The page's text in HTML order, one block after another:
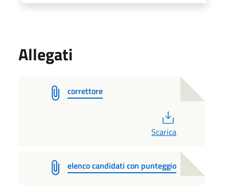
Allegati
correttore
Scarica
elenco candidati con punteggio